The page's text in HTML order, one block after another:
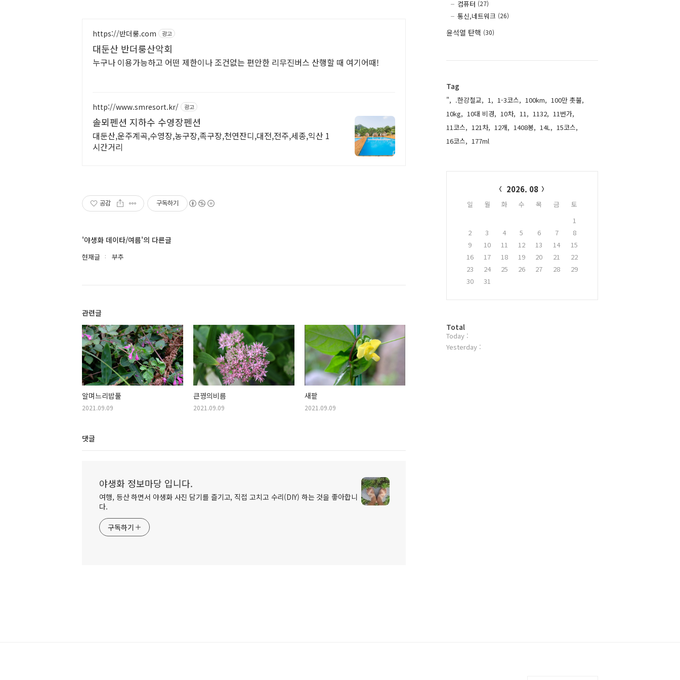
https://반더룽.com 광고
대둔산 반더룽산악회
누구나 이용가능하고 어떤 제한이나 조건없는 편안한 리무진버스 산행할 때 여기어때!
http://www.smresort.kr/ 광고
솔뫼펜션 지하수 수영장펜션
대둔산,운주계곡,수영장,농구장,족구장,천연잔디,대전,전주,세종,익산 1
시간거리
공감 구독하기
'야생화 데이타/여름'의 다른글
현재글 부추
관련글
알며느리밥풀
2021.09.09
큰꿩의비름
2021.09.09
새팥
2021.09.09
댓글
야생화 정보마당 입니다.
여행, 등산 하면서 야생화 사진 담기를 즐기고, 직접 고치고 수리(DIY) 하는 것을 좋아합니
다.
구독하기
컴퓨터 (27)
통신,네트워크 (26)
윤석열 탄핵 (30)
Tag
", .한강철교, 1, 1-3코스, 100km, 100만 촛불,
10kg, 10대 비경, 10차, 11, 1132, 11번가,
11코스, 121차, 12개, 1408봉, 14L, 15코스,
16코스, 177ml,
2026. 08
일 월 화 수 목 금
토
1
2
3 4 5 6 7
8
9
10 11 12 13 14
15
16
17 18 19 20 21
22
23
24 25 26 27 28
29
30
31
방
문
자
Total
Today :
Yesterday :